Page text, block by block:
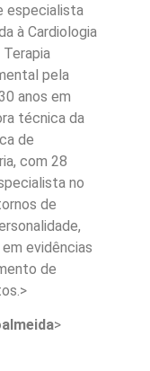
especialista
à Cardiologia
pela
anos em
técnica da
de
com 28
no
de
evidências
de
>